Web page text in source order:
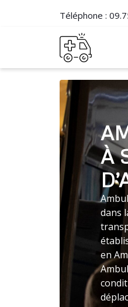
Téléphone :
À
dans
en